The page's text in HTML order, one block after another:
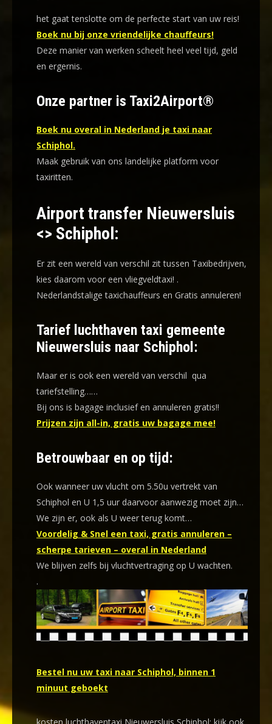
het gaat tenslotte om de perfecte start van uw reis!
Boek nu bij onze vriendelijke chauffeurs!
Deze manier van werken scheelt heel veel tijd, geld
en ergernis.
Onze partner is Taxi2Airport®
Boek nu overal in Nederland je taxi naar
Schiphol.
Maak gebruik van ons landelijke platform voor
taxiritten.
Airport transfer Nieuwersluis
<> Schiphol:
Er zit een wereld van verschil zit tussen Taxibedrijven,
kies daarom voor een vliegveldtaxi! .
Nederlandstalige taxichauffeurs en Gratis annuleren!
Tarief luchthaven taxi gemeente
Nieuwersluis naar Schiphol:
Maar er is ook een wereld van verschil qua
tariefstelling……
Bij ons is bagage inclusief en annuleren gratis!!
Prijzen zijn all-in, gratis uw bagage mee!
Betrouwbaar en op tijd:
Ook wanneer uw vlucht om 5.50u vertrekt van
Schiphol en U 1,5 uur daarvoor aanwezig moet zijn…
We zijn er, ook als U weer terug komt…
Voordelig & Snel een taxi, gratis annuleren –
scherpe tarieven – overal in Nederland
We blijven zelfs bij vluchtvertraging op U wachten.
.
Bestel nu uw taxi naar Schiphol, binnen 1
minuut geboekt